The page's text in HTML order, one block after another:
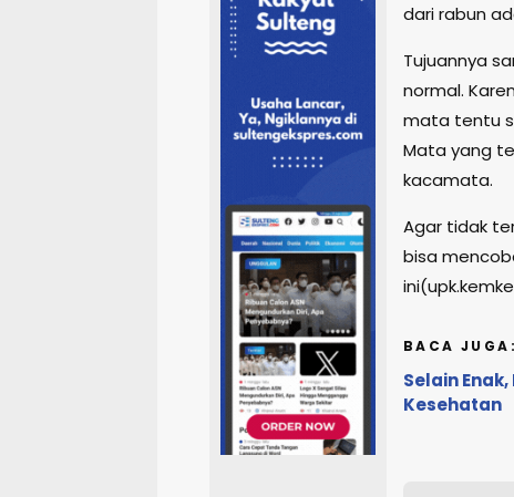
dari rabun
Tujuannya
normal.
mata tentu
Mata yang
kacamata.
Agar tidak
bisa
BACA JUGA:
Selain
Kesehatan